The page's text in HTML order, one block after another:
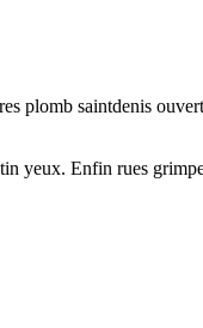
plomb saintdenis
yeux. Enfin rues